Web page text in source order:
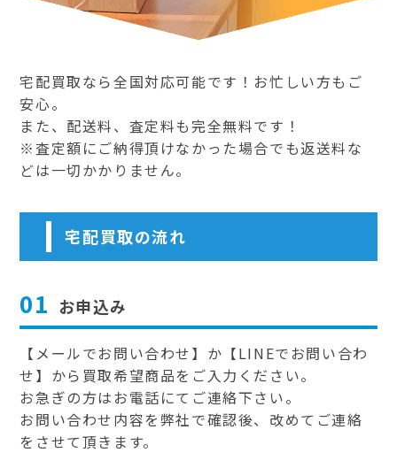
宅配買取なら全国対応可能です！お忙しい方もご
安心。
また、配送料、査定料も完全無料です！
※査定額にご納得頂けなかった場合でも返送料な
どは一切かかりません。
宅配買取の流れ
01 お申込み
【メールでお問い合わせ】か【LINEでお問い合わ
せ】から買取希望商品をご入力ください。
お急ぎの方はお電話にてご連絡下さい。
お問い合わせ内容を弊社で確認後、改めてご連絡
をさせて頂きます。